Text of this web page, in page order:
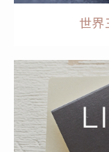
世界